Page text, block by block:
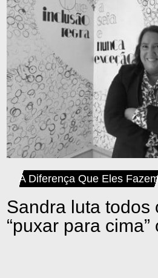
Sandra luta todos
“puxar para
A Diferença Que Eles Fazem